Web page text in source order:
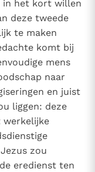
in het kort willen
deze tweede
te maken
komt bij
mens
naar
en juist
liggen: deze
werkelijke
zou
eredienst ten